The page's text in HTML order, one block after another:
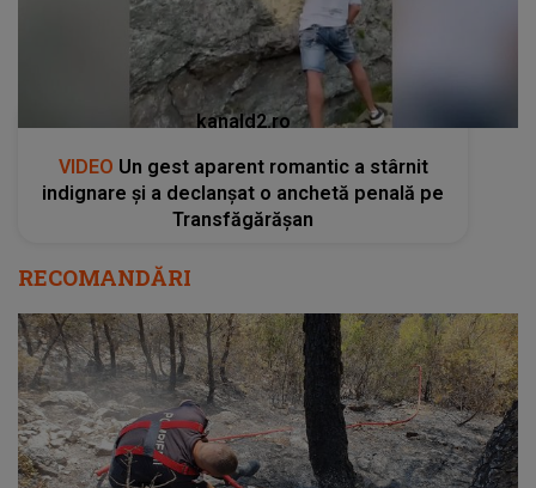
kanald2.ro
VIDEO Un gest aparent romantic a stârnit
indignare și a declanșat o anchetă penală pe
Transfăgărășan
RECOMANDĂRI